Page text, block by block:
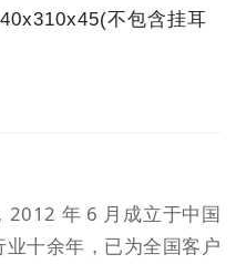
不包含挂耳
2012 年 6 月成立于中国
十余年，已为全国客户